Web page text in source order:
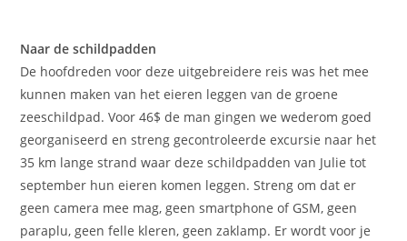
Naar de schildpadden
De hoofdreden voor deze uitgebreidere reis was het mee
kunnen maken van het eieren leggen van de groene
zeeschildpad. Voor 46$ de man gingen we wederom goed
georganiseerd en streng gecontroleerde excursie naar het
35 km lange strand waar deze schildpadden van Julie tot
september hun eieren komen leggen. Streng om dat er
geen camera mee mag, geen smartphone of GSM, geen
paraplu, geen felle kleren, geen zaklamp. Er wordt voor je